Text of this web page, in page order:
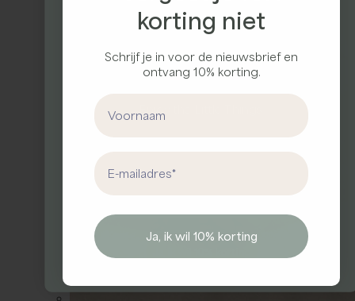
Ontvang 10% korting
Meld je aan voor onze nieuwsbrief en ontvang
10% korting op je eerste bestelling
First Name
korting niet
Schrijf je in voor de nieuwsbrief en
ontvang 10% korting.
First Name
Email address
Ja, ik wil 10% korting